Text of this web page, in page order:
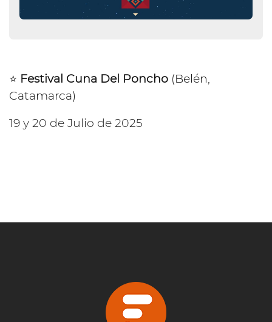
⭐️ Festival Cuna Del Poncho (Belén,
Catamarca)
19 y 20 de Julio de 2025